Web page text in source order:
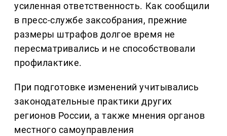
усиленная ответственность. Как сообщили
в пресс-службе заксобрания, прежние
размеры штрафов долгое время не
пересматривались и не способствовали
профилактике.
При подготовке изменений учитывались
законодательные практики других
регионов России, а также мнения органов
местного самоуправления